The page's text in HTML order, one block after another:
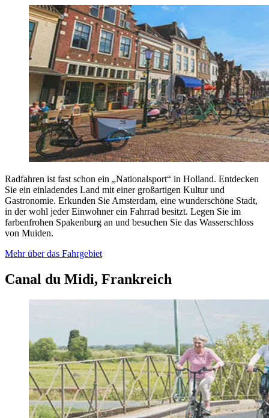
Radfahren ist fast schon ein „Nationalsport“ in Holland. Entdecken
Sie ein einladendes Land mit einer großartigen Kultur und
Gastronomie. Erkunden Sie Amsterdam, eine wunderschöne Stadt,
in der wohl jeder Einwohner ein Fahrrad besitzt. Legen Sie im
farbenfrohen Spakenburg an und besuchen Sie das Wasserschloss
von Muiden.
Mehr über das Fahrgebiet
Canal du Midi, Frankreich